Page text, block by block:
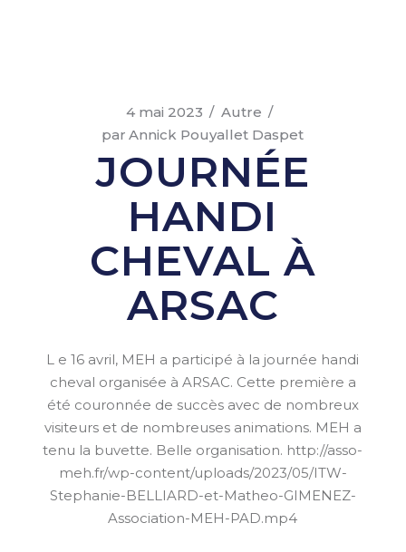
4 mai 2023
Autre
par Annick Pouyallet Daspet
JOURNÉE
HANDI
CHEVAL À
ARSAC
L e 16 avril, MEH a participé à la journée handi
cheval organisée à ARSAC. Cette première a
été couronnée de succès avec de nombreux
visiteurs et de nombreuses animations. MEH a
tenu la buvette. Belle organisation. http://asso-
meh.fr/wp-content/uploads/2023/05/ITW-
Stephanie-BELLIARD-et-Matheo-GIMENEZ-
Association-MEH-PAD.mp4